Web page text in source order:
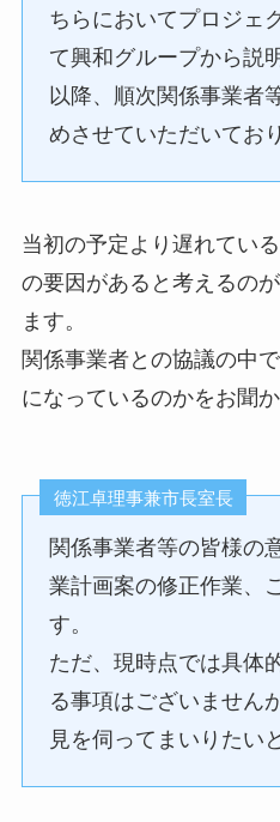
ちらにおいてプロジェ
て興和グループから説
以降、順次関係事業者
めさせていただいてお
当初の予定より遅れてい
の要因があると考えるの
ます。
関係事業者との協議の中
になっているのかをお聞か
徳江卓理事兼市長室長
関係事業者等の皆様の
業計画案の修正作業、
す。
ただ、現時点では具体
る事項はございません
見を伺ってまいりたい